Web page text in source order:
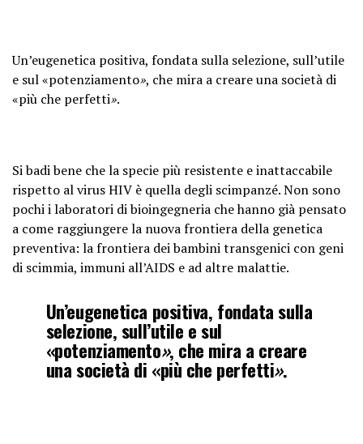
Un’eugenetica positiva, fondata sulla selezione, sull’utile
e sul «potenziamento», che mira a creare una società di
«più che perfetti».
Si badi bene che la specie più resistente e inattaccabile
rispetto al virus HIV è quella degli scimpanzé. Non sono
pochi i laboratori di bioingegneria che hanno già pensato
a come raggiungere la nuova frontiera della genetica
preventiva: la frontiera dei bambini transgenici con geni
di scimmia, immuni all’AIDS e ad altre malattie.
Un’eugenetica positiva, fondata sulla
selezione, sull’utile e sul
«potenziamento», che mira a creare
una società di «più che perfetti».